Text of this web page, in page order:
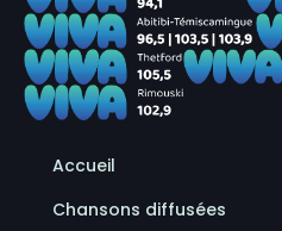
Accueil
Chansons diffusées